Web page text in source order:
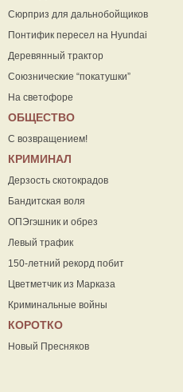
Сюрприз для дальнобойщиков
Понтифик пересел на Hyundai
Деревянный трактор
Союзнические “покатушки”
На светофоре
ОБЩЕСТВО
С возвращением!
КРИМИНАЛ
Дерзость скотокрадов
Бандитская воля
ОПЭгэшник и обрез
Левый трафик
150-летний рекорд побит
Цветметчик из Марказа
Криминальные войны
КОРОТКО
Новый Пресняков